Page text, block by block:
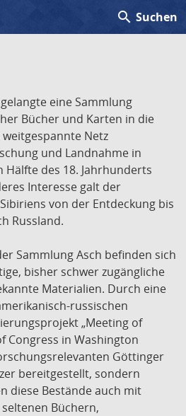
search Suchen
eine Sammlung
Bücher und Karten in die
Netz
und Landnahme in
Hälfte des 18. Jahrhunderts
Interesse galt der
von der Entdeckung bis
Russland.
Sammlung Asch befinden sich
bisher schwer zugängliche
Materialien. Durch eine
russischen
„Meeting of
Congress in Washington
Göttinger
bereitgestellt, sondern
diese Bestände auch mit
Büchern,